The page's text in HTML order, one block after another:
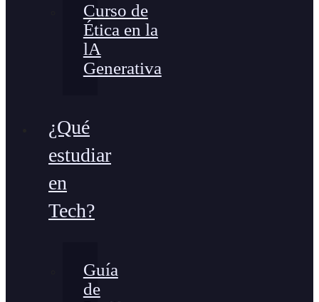
Curso de
Ética en la
lA
Generativa
¿Qué
estudiar
en
Tech?
Guía
de